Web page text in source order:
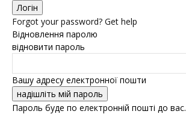
Forgot your password? Get help
Відновлення паролю
відновити пароль
Вашу адресу електронної пошти
Пароль буде по електронній пошті до вас.